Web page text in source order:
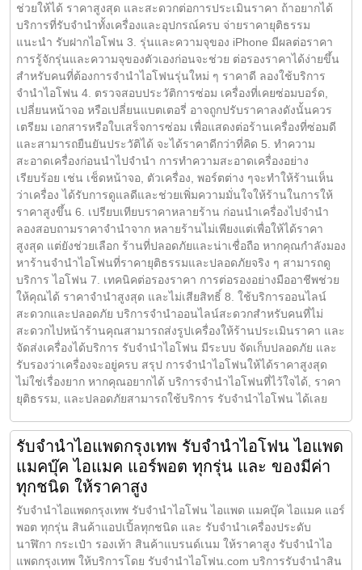
ช่วยให้ได้ ราคาสูงสุด และสะดวกต่อการประเมินราคา ถ้าอยากได้
บริการที่รับจำนำทั้งเครื่องและอุปกรณ์ครบ จ่ายราคายุติธรรม
แนะนำ รับฝากไอโฟน 3. รุ่นและความจุของ iPhone มีผลต่อราคา
การรู้จักรุ่นและความจุของตัวเองก่อนจะช่วย ต่อรองราคาได้ง่ายขึ้น
สำหรับคนที่ต้องการจำนำไอโฟนรุ่นใหม่ ๆ ราคาดี ลองใช้บริการ
จำนำไอโฟน 4. ตรวจสอบประวัติการซ่อม เครื่องที่เคยซ่อมบอร์ด,
เปลี่ยนหน้าจอ หรือเปลี่ยนแบตเตอรี่ อาจถูกปรับราคาลงดังนั้นควร
เตรียม เอกสารหรือใบเสร็จการซ่อม เพื่อแสดงต่อร้านเครื่องที่ซ่อมดี
และสามารถยืนยันประวัติได้ จะได้ราคาดีกว่าที่คิด 5. ทำความ
สะอาดเครื่องก่อนนำไปจำนำ การทำความสะอาดเครื่องอย่าง
เรียบร้อย เช่น เช็ดหน้าจอ, ตัวเครื่อง, พอร์ตต่าง ๆจะทำให้ร้านเห็น
ว่าเครื่อง ได้รับการดูแลดีและช่วยเพิ่มความมั่นใจให้ร้านในการให้
ราคาสูงขึ้น 6. เปรียบเทียบราคาหลายร้าน ก่อนนำเครื่องไปจำนำ
ลองสอบถามราคาจำนำจาก หลายร้านไม่เพียงแต่เพื่อให้ได้ราคา
สูงสุด แต่ยังช่วยเลือก ร้านที่ปลอดภัยและน่าเชื่อถือ หากคุณกำลังมอง
หาร้านจำนำไอโฟนที่ราคายุติธรรมและปลอดภัยจริง ๆ สามารถดู
บริการ ไอโฟน 7. เทคนิคต่อรองราคา การต่อรองอย่างมืออาชีพช่วย
ให้คุณได้ ราคาจำนำสูงสุด และไม่เสียสิทธิ์ 8. ใช้บริการออนไลน์
สะดวกและปลอดภัย บริการจำนำออนไลน์สะดวกสำหรับคนที่ไม่
สะดวกไปหน้าร้านคุณสามารถส่งรูปเครื่องให้ร้านประเมินราคา และ
จัดส่งเครื่องได้บริการ รับจำนำไอโฟน มีระบบ จัดเก็บปลอดภัย และ
รับรองว่าเครื่องจะอยู่ครบ สรุป การจำนำไอโฟนให้ได้ราคาสูงสุด
ไม่ใช่เรื่องยาก หากคุณอยากได้ บริการจำนำไอโฟนที่ไว้ใจได้, ราคา
ยุติธรรม, และปลอดภัยสามารถใช้บริการ รับจำนำไอโฟน ได้เลย
รับจำนำไอแพดกรุงเทพ รับจำนำไอโฟน ไอแพด
แมคบุ๊ค ไอแมค แอร์พอต ทุกรุ่น และ ของมีค่า
ทุกชนิด ให้ราคาสูง
รับจำนำไอแพดกรุงเทพ รับจำนำไอโฟน ไอแพด แมคบุ๊ค ไอแมค แอร์
พอต ทุกรุ่น สินค้าแอปเปิ้ลทุกชนิด และ รับจำนำเครื่องประดับ
นาฬิกา กระเป๋า รองเท้า สินค้าแบรนด์เนม ให้ราคาสูง รับจำนำไอ
แพดกรุงเทพ ให้บริการโดย รับจํานําไอโฟน.com บริการรับจำนำสิน